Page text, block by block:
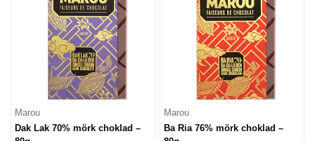
Marou
Dak Lak 70% mörk choklad –
Marou
Ba Ria 76% mörk choklad –